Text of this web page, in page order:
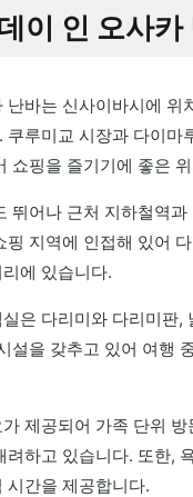
이 인 오사카
난바는 신사이바시에 위
쿠루미교 시장과 다이마
쇼핑을 즐기기에 좋은
뛰어나 근처 지하철역과
핑 지역에 인접해 있어
에 있습니다.
은 다리미와 다리미판,
설을 갖추고 있어 여행
제공되어 가족 단위 방
려하고 있습니다. 또한,
시간을 제공합니다.